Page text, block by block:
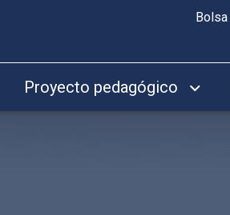
Proyecto pedagógico